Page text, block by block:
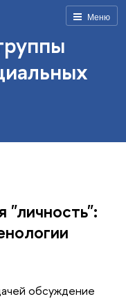
Меню
"личность":
обсуждение